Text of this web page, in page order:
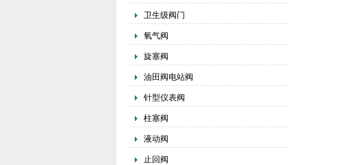
卫生级阀门
氧气阀
旋塞阀
油田阀电站阀
针型仪表阀
柱塞阀
液动阀
止回阀